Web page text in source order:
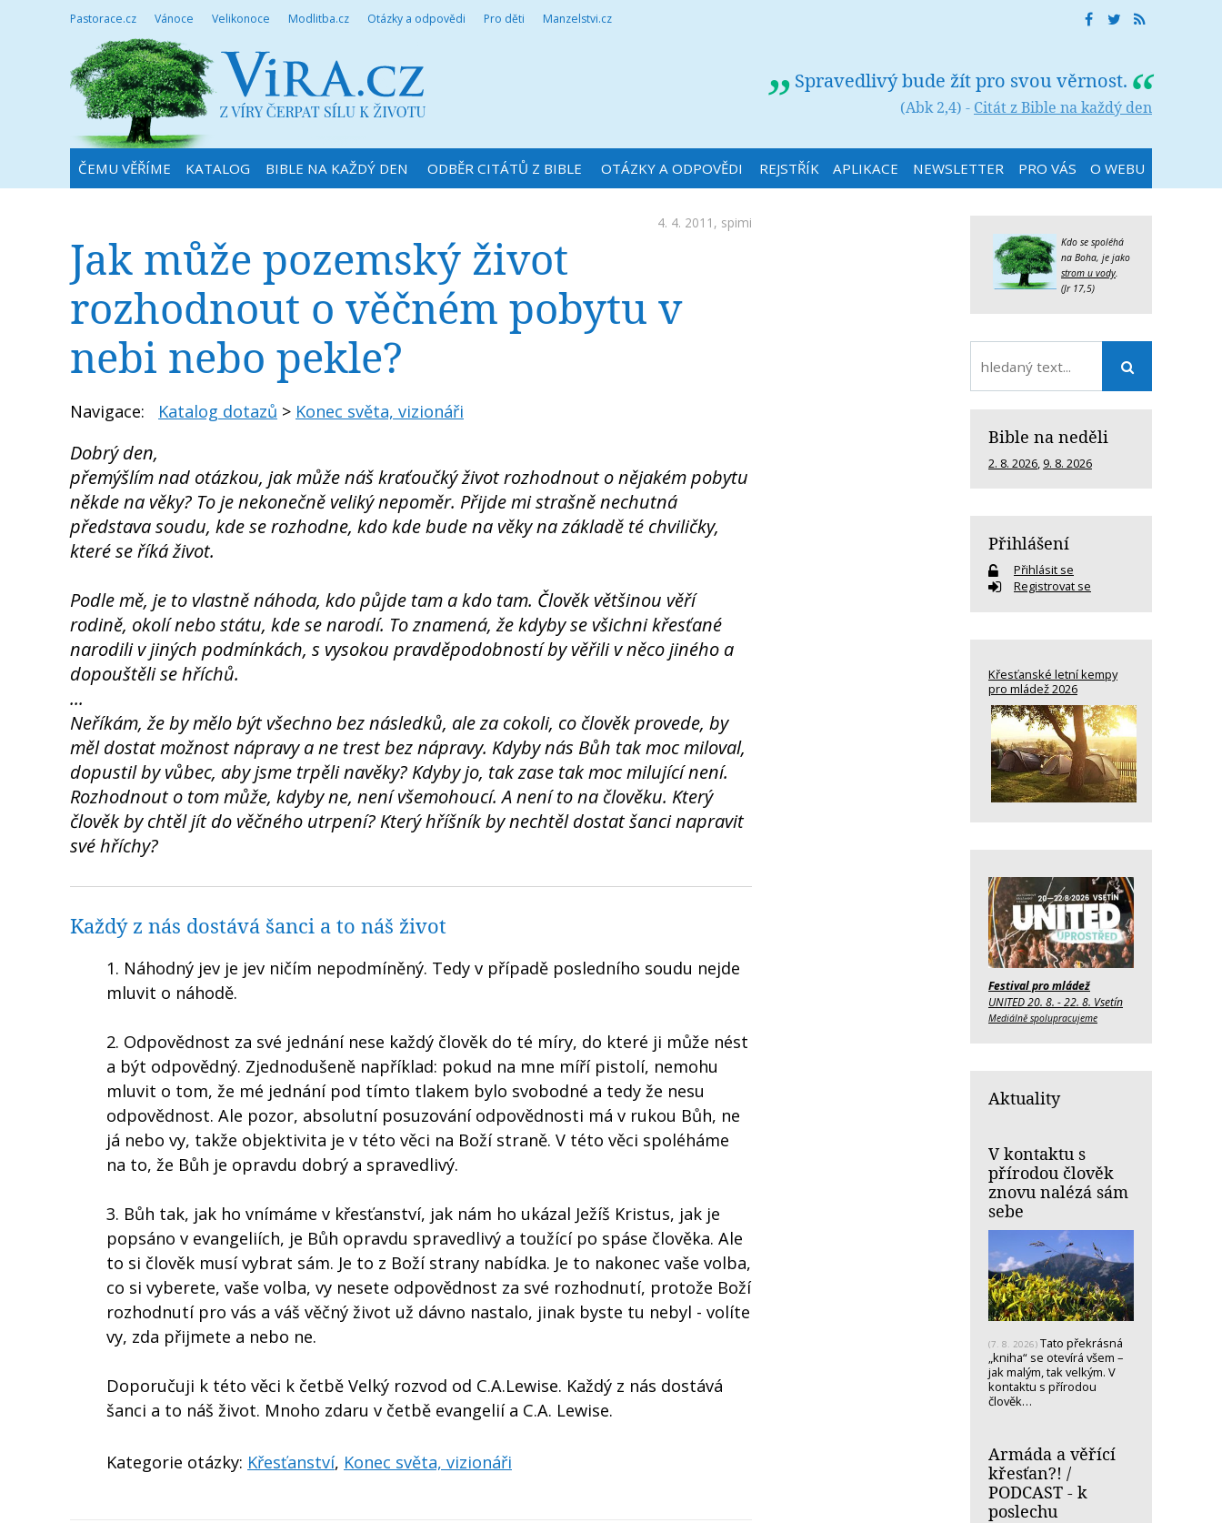
Pastorace.cz Vánoce Velikonoce Modlitba.cz Otázky a odpovědi Pro děti Manzelstvi.cz
Spravedlivý bude žít pro svou věrnost.
(Abk 2,4) - Citát z Bible na každý den
ČEMU VĚŘÍME KATALOG BIBLE NA KAŽDÝ DEN ODBĚR CITÁTŮ Z BIBLE OTÁZKY A ODPOVĚDI REJSTŘÍK APLIKACE NEWSLETTER PRO VÁS O WEBU
4. 4. 2011, spimi
Jak může pozemský život
rozhodnout o věčném pobytu v
nebi nebo pekle?
Navigace: Katalog dotazů > Konec světa, vizionáři
Dobrý den,
přemýšlím nad otázkou, jak může náš kraťoučký život rozhodnout o nějakém pobytu
někde na věky? To je nekonečně veliký nepoměr. Přijde mi strašně nechutná
představa soudu, kde se rozhodne, kdo kde bude na věky na základě té chviličky,
které se říká život.
Podle mě, je to vlastně náhoda, kdo půjde tam a kdo tam. Člověk většinou věří
rodině, okolí nebo státu, kde se narodí. To znamená, že kdyby se všichni křesťané
narodili v jiných podmínkách, s vysokou pravděpodobností by věřili v něco jiného a
dopouštěli se hříchů.
...
Neříkám, že by mělo být všechno bez následků, ale za cokoli, co člověk provede, by
měl dostat možnost nápravy a ne trest bez nápravy. Kdyby nás Bůh tak moc miloval,
dopustil by vůbec, aby jsme trpěli navěky? Kdyby jo, tak zase tak moc milující není.
Rozhodnout o tom může, kdyby ne, není všemohoucí. A není to na člověku. Který
člověk by chtěl jít do věčného utrpení? Který hříšník by nechtěl dostat šanci napravit
své hříchy?
Každý z nás dostává šanci a to náš život
1. Náhodný jev je jev ničím nepodmíněný. Tedy v případě posledního soudu nejde
mluvit o náhodě.
2. Odpovědnost za své jednání nese každý člověk do té míry, do které ji může nést
a být odpovědný. Zjednodušeně například: pokud na mne míří pistolí, nemohu
mluvit o tom, že mé jednání pod tímto tlakem bylo svobodné a tedy že nesu
odpovědnost. Ale pozor, absolutní posuzování odpovědnosti má v rukou Bůh, ne
já nebo vy, takže objektivita je v této věci na Boží straně. V této věci spoléháme
na to, že Bůh je opravdu dobrý a spravedlivý.
3. Bůh tak, jak ho vnímáme v křesťanství, jak nám ho ukázal Ježíš Kristus, jak je
popsáno v evangeliích, je Bůh opravdu spravedlivý a toužící po spáse člověka. Ale
to si člověk musí vybrat sám. Je to z Boží strany nabídka. Je to nakonec vaše volba,
co si vyberete, vaše volba, vy nesete odpovědnost za své rozhodnutí, protože Boží
rozhodnutí pro vás a váš věčný život už dávno nastalo, jinak byste tu nebyl - volíte
vy, zda přijmete a nebo ne.
Doporučuji k této věci k četbě Velký rozvod od C.A.Lewise. Každý z nás dostává
šanci a to náš život. Mnoho zdaru v četbě evangelií a C.A. Lewise.
Kategorie otázky: Křesťanství, Konec světa, vizionáři
Kdo se spoléhá
na Boha, je jako
strom u vody.
(Jr 17,5)
Bible na neděli
2. 8. 2026, 9. 8. 2026
Přihlášení
Přihlásit se
Registrovat se
Křesťanské letní kempy
pro mládež 2026
Festival pro mládež
UNITED 20. 8. - 22. 8. Vsetín
Mediálně spolupracujeme
Aktuality
V kontaktu s
přírodou člověk
znovu nalézá sám
sebe
(7. 8. 2026) Tato překrásná
„kniha“ se otevírá všem –
jak malým, tak velkým. V
kontaktu s přírodou
člověk…
Armáda a věřící
křesťan?! /
PODCAST - k
poslechu